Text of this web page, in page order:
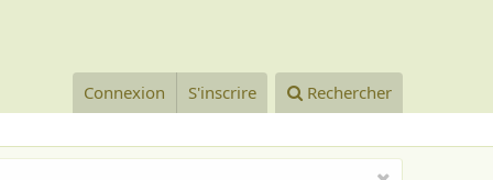
Connexion S'inscrire Rechercher